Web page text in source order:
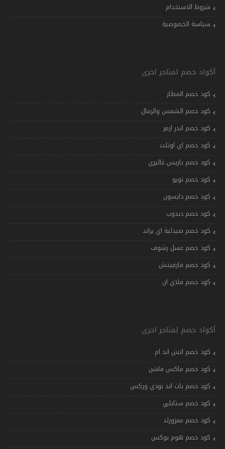
شروط الاستخدام
سياسة الخصوصية
أكواد خصم لمتاجر اخرى
كود خصم المطار
كود خصم الشمس والرمال
كود خصم اندر ارمر
كود خصم اي اوتلت
كود خصم باريس غاليري
كود خصم تويو
كود خصم دايسون
كود خصم دبدوب
كود خصم صيدلية اي براند
كود خصم عسل رشوف
كود خصم فارفيتش
كود خصم فلاي ان
أكواد خصم لمتاجر اخرى
كود خصم اتش اند ام
كود خصم ماكس فاشن
كود خصم باث اند بودي وركس
كود خصم ستايلي
كود خصم ممزورلد
كود خصم هوم بوكس